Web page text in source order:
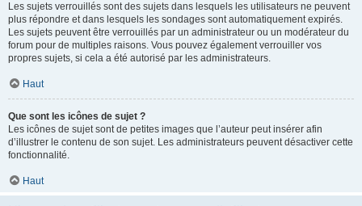
Les sujets verrouillés sont des sujets dans lesquels les utilisateurs ne peuvent
plus répondre et dans lesquels les sondages sont automatiquement expirés.
Les sujets peuvent être verrouillés par un administrateur ou un modérateur du
forum pour de multiples raisons. Vous pouvez également verrouiller vos
propres sujets, si cela a été autorisé par les administrateurs.
Haut
Que sont les icônes de sujet ?
Les icônes de sujet sont de petites images que l’auteur peut insérer afin
d’illustrer le contenu de son sujet. Les administrateurs peuvent désactiver cette
fonctionnalité.
Haut